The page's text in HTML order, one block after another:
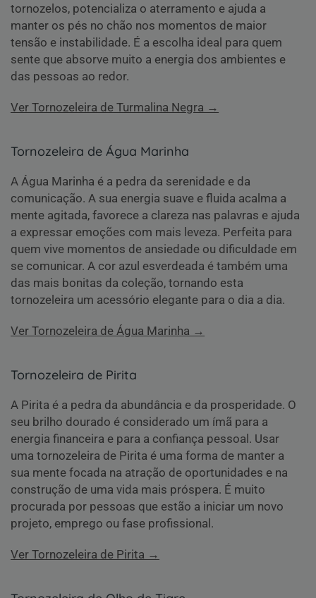
tornozelos, potencializa o aterramento e ajuda a
manter os pés no chão nos momentos de maior
tensão e instabilidade. É a escolha ideal para quem
sente que absorve muito a energia dos ambientes e
das pessoas ao redor.
Ver Tornozeleira de Turmalina Negra →
Tornozeleira de Água Marinha
A Água Marinha é a pedra da serenidade e da
comunicação. A sua energia suave e fluida acalma a
mente agitada, favorece a clareza nas palavras e ajuda
a expressar emoções com mais leveza. Perfeita para
quem vive momentos de ansiedade ou dificuldade em
se comunicar. A cor azul esverdeada é também uma
das mais bonitas da coleção, tornando esta
tornozeleira um acessório elegante para o dia a dia.
Ver Tornozeleira de Água Marinha →
Tornozeleira de Pirita
A Pirita é a pedra da abundância e da prosperidade. O
seu brilho dourado é considerado um ímã para a
energia financeira e para a confiança pessoal. Usar
uma tornozeleira de Pirita é uma forma de manter a
sua mente focada na atração de oportunidades e na
construção de uma vida mais próspera. É muito
procurada por pessoas que estão a iniciar um novo
projeto, emprego ou fase profissional.
Ver Tornozeleira de Pirita →